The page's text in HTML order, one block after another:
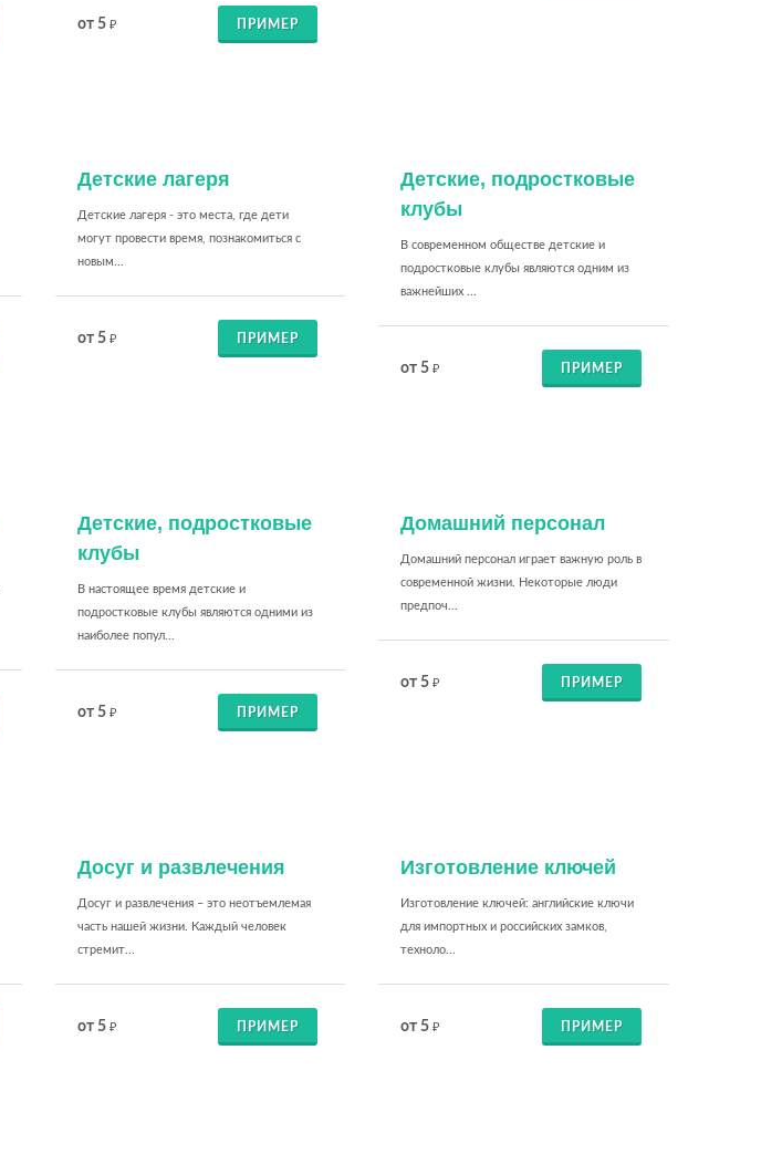
от 5 ₽ ПРИМЕР
Детские лагеря
Детские лагеря - это места, где дети
могут провести время, познакомиться с
новым...
от 5 ₽ ПРИМЕР
Детские, подростковые
клубы
В современном обществе детские и
подростковые клубы являются одним из
важнейших ...
от 5₽ ПРИМЕР
Детские, подростковые
клубы
В настоящее время детские и
подростковые клубы являются одними из
наиболее попул...
от 5 ₽ ПРИМЕР
Домашний персонал
Домашний персонал играет важную роль в
современной жизни. Некоторые люди
предпоч...
от 5₽ ПРИМЕР
Досуг и развлечения
Досуг и развлечения – это неотъемлемая
часть нашей жизни. Каждый человек
стремит...
от 5 ₽ ПРИМЕР
Изготовление ключей
Изготовление ключей: английские ключи
для импортных и российских замков,
техноло...
от 5₽ ПРИМЕР